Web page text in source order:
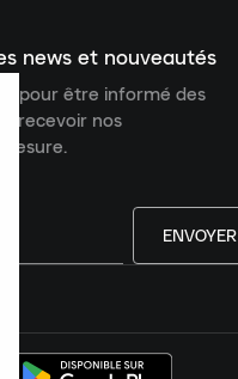
news et nouveautés
pour être informé des
recevoir nos
ENVOYER